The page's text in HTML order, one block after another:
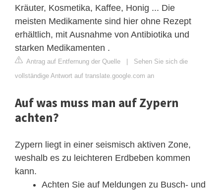
Kräuter, Kosmetika, Kaffee, Honig ... Die
meisten Medikamente sind hier ohne Rezept
erhältlich, mit Ausnahme von Antibiotika und
starken Medikamenten .
Antrag auf Entfernung der Quelle | Sehen Sie sich die
vollständige Antwort auf translate.google.com an
Auf was muss man auf Zypern
achten?
Zypern liegt in einer seismisch aktiven Zone,
weshalb es zu leichteren Erdbeben kommen
kann.
Achten Sie auf Meldungen zu Busch- und